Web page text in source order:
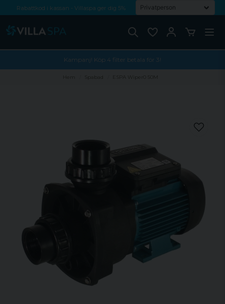
Rabattkod i kassan - Villaspa ger dig 5%
Kampanj! Köp 4 filter betala för 3!
Hem Spabad ESPA Wiper0 50M